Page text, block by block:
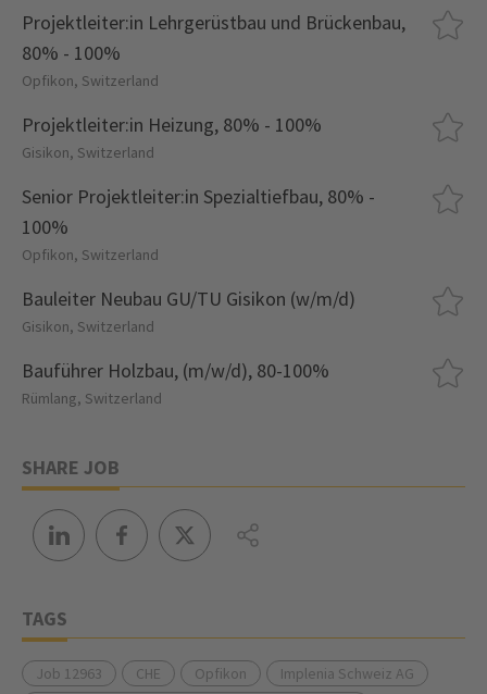
Projektleiter:in Lehrgerüstbau und Brückenbau,
80% - 100%
Opfikon, Switzerland
Projektleiter:in Heizung, 80% - 100%
Gisikon, Switzerland
Senior Projektleiter:in Spezialtiefbau, 80% -
100%
Opfikon, Switzerland
Bauleiter Neubau GU/TU Gisikon (w/m/d)
Gisikon, Switzerland
Bauführer Holzbau, (m/w/d), 80-100%
Rümlang, Switzerland
SHARE JOB
TAGS
Job 12963 CHE Opfikon
Implenia Schweiz AG